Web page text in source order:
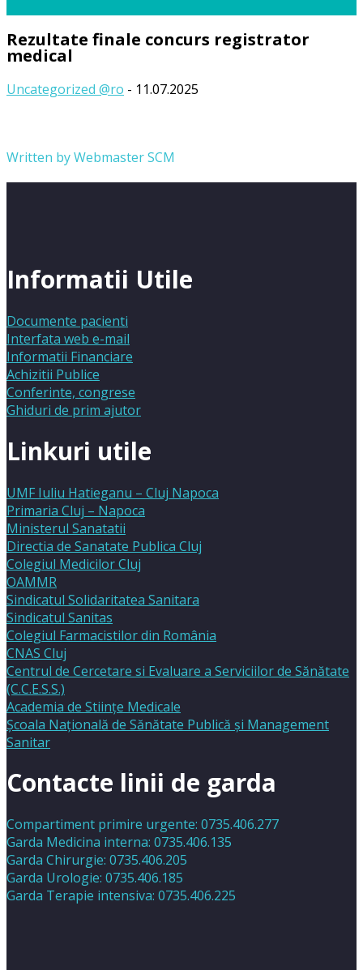
Rezultate finale concurs registrator
medical
Uncategorized @ro - 11.07.2025
Written byWebmaster SCM
Informatii Utile
Documente pacienti
Interfata web e-mail
Informatii Financiare
Achizitii Publice
Conferinte, congrese
Ghiduri de prim ajutor
Linkuri utile
UMF Iuliu Hatieganu – Cluj Napoca
Primaria Cluj – Napoca
Ministerul Sanatatii
Directia de Sanatate Publica Cluj
Colegiul Medicilor Cluj
OAMMR
Sindicatul Solidaritatea Sanitara
Sindicatul Sanitas
Colegiul Farmacistilor din România
CNAS Cluj
Centrul de Cercetare si Evaluare a Serviciilor de Sănătate
(C.C.E.S.S.)
Academia de Stiinţe Medicale
Şcoala Naţională de Sănătate Publică şi Management
Sanitar
Contacte linii de garda
Compartiment primire urgente: 0735.406.277
Garda Medicina interna: 0735.406.135
Garda Chirurgie: 0735.406.205
Garda Urologie: 0735.406.185
Garda Terapie intensiva: 0735.406.225